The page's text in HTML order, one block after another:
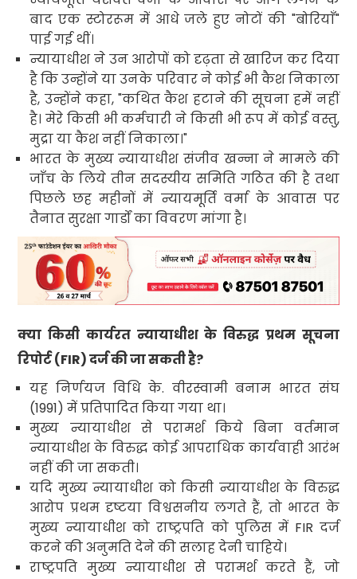
बाद एक स्टोररूम में आधे जले हुए नोटों की "बोरियाँ"
पाई गई थीं।
न्यायाधीश ने उन आरोपों को दृढ़ता से खारिज कर दिया
है कि उन्होंने या उनके परिवार ने कोई भी कैश निकाला
है, उन्होंने कहा, "कथित कैश हटाने की सूचना हमें नहीं
है। मेरे किसी भी कर्मचारी ने किसी भी रूप में कोई वस्तु,
मुद्रा या कैश नहीं निकाला।"
भारत के मुख्य न्यायाधीश संजीव खन्ना ने मामले की
जाँच के लिये तीन सदस्यीय समिति गठित की है तथा
पिछले छह महीनों में न्यायमूर्ति वर्मा के आवास पर
तैनात सुरक्षा गार्डों का विवरण मांगा है।
क्या किसी कार्यरत न्यायाधीश के विरुद्ध प्रथम सूचना
रिपोर्ट (FIR) दर्ज की जा सकती है?
यह निर्णयज विधि के. वीरस्वामी बनाम भारत संघ
(1991) में प्रतिपादित किया गया था।
मुख्य न्यायाधीश से परामर्श किये बिना वर्तमान
न्यायाधीश के विरुद्ध कोई आपराधिक कार्यवाही आरंभ
नहीं की जा सकती।
यदि मुख्य न्यायाधीश को किसी न्यायाधीश के विरुद्ध
आरोप प्रथम दृष्टया विश्वसनीय लगते हैं, तो भारत के
मुख्य न्यायाधीश को राष्ट्रपति को पुलिस में FIR दर्ज
करने की अनुमति देने की सलाह देनी चाहिये।
राष्ट्रपति मुख्य न्यायाधीश से परामर्श करते हैं, जो